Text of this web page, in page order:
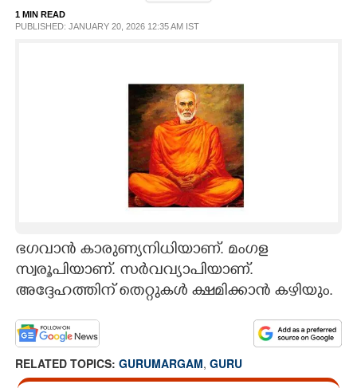
PHOTOS
ASTRO
LITERATURE
1 MIN READ
PUBLISHED: JANUARY 20, 2026 12:35 AM IST
ഭഗവാൻ കാരുണ്യനിധിയാണ്. മംഗള
സ്വരൂപിയാണ്. സർവവ്യാപിയാണ്.
അദ്ദേഹത്തിന് തെറ്റുകൾ ക്ഷമിക്കാൻ കഴിയും.
RELATED TOPICS: GURUMARGAM, GURU